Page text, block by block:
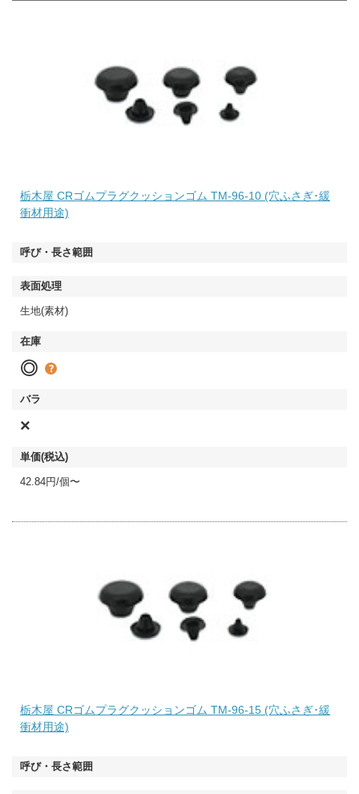
栃木屋 CRゴムプラグクッションゴム TM-96-10 (穴ふさぎ･緩
衝材用途)
生地(素材)
◎
×
42.84円/個〜
栃木屋 CRゴムプラグクッションゴム TM-96-15 (穴ふさぎ･緩
衝材用途)